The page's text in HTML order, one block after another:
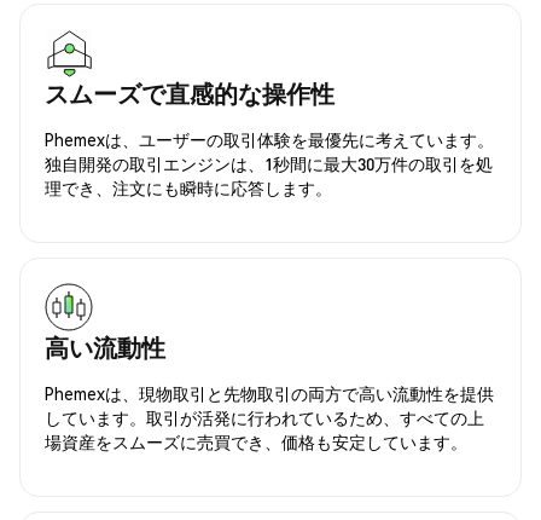
スムーズで直感的な操作性
Phemexは、ユーザーの取引体験を最優先に考えています。
独自開発の取引エンジンは、1秒間に最大30万件の取引を処
理でき、注文にも瞬時に応答します。
高い流動性
Phemexは、現物取引と先物取引の両方で高い流動性を提供
しています。取引が活発に行われているため、すべての上
場資産をスムーズに売買でき、価格も安定しています。